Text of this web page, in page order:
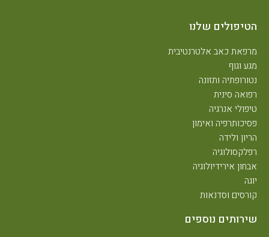
הטיפולים שלנו
מרפאת כאב אלטרנטיבית
מגע וגוף
נטורופתיה ותזונה
רפואה סינית
טיפולי אנרגיה
פסיכותרפיה ואימון
הריון ולידה
רפלקסולוגיה
אבחון אירידיולוגיה
יוגה
קורסים וסדנאות
שירותים נוספים